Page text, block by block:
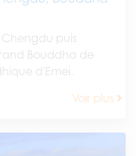
puis
Bouddha de
d'Emei.
Voir plus